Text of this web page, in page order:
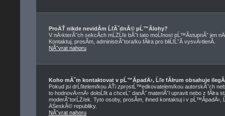
ProÄŤ nikde nevidĂ­m ĹľĂˇdnĂ© pĹ™Ă­lohy?
V nÄ›kterĂ˝ch sekcĂ­ch mĹŻĹľe bĂ˝t tato moĹľnost pĹ™Ă­stupnĂˇ jen
Kontaktuj, prosĂ­m, administrĂˇtora/ku fĂłra pro bliĹľĹˇĂ­ vysvÄ›tlenĂ­.
NĂˇvrat nahoru
Koho mĂˇm kontaktovat v pĹ™Ă­padÄ›, Ĺľe fĂłrum obsahuje
Pokud jsi drĹľitelem/kou ÄŤi zprostĹ™edkovatelem/kou autorskĂ˝ch
to hodnovÄ›rnÄ› doloĹľit a chceĹˇ danĂ˝ materiĂˇl upravit nebo z
moderĂˇtorĹŻ/ek. Tyto osoby, prosĂ­m, ihned kontaktuj i v pĹ™Ă­padÄ›,
ÄŚeskĂ© republiky.
NĂˇvrat nahoru